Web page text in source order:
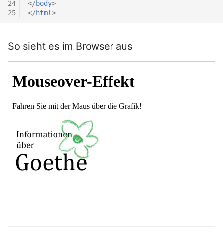
24
25
</body>
</html>
So sieht es im Browser aus